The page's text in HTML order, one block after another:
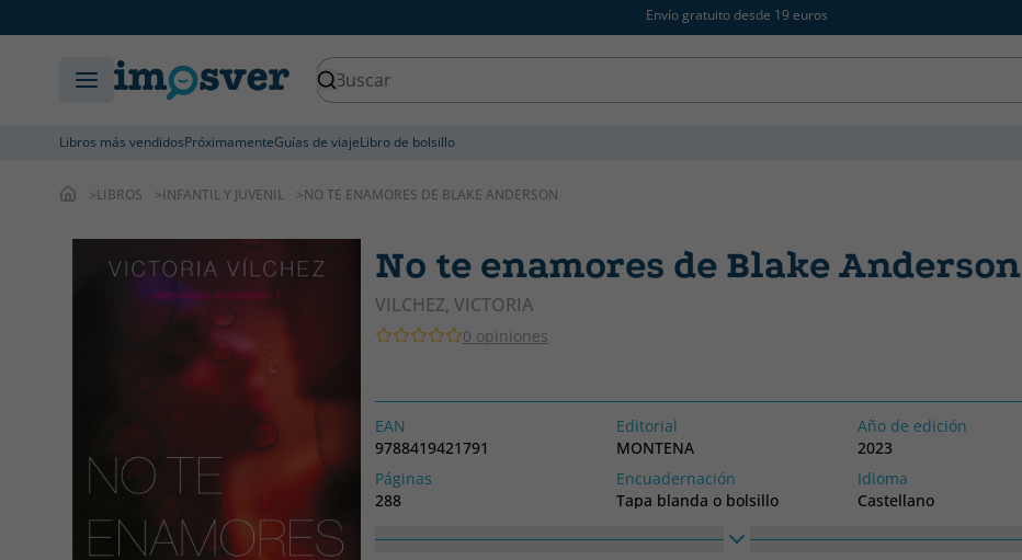
Envío gratuito desde 19 euros
Libros más vendidosPróximamenteGuías de viajeLibro de bolsillo
LIBROS INFANTIL Y JUVENIL NO TE ENAMORES DE BLAKE ANDERSON
No te enamores de Blake Anderson
VILCHEZ, VICTORIA
0 opiniones
EAN
9788419421791
Editorial
MONTENA
Año de edición
2023
Páginas
288
Encuadernación
Tapa blanda o bolsillo
Idioma
Castellano